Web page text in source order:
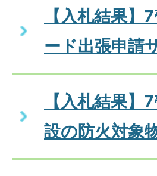
【入札結果
ード出張申請
【入札結果
設の防火対象